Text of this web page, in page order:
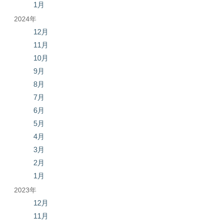
1月
2024年
12月
11月
10月
9月
8月
7月
6月
5月
4月
3月
2月
1月
2023年
12月
11月